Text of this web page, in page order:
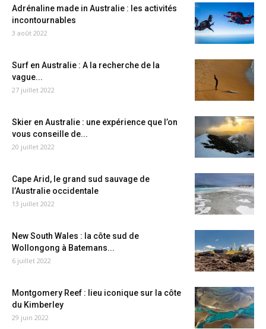
Adrénaline made in Australie : les activités
incontournables
3 août 2022
Surf en Australie : A la recherche de la
vague...
27 juillet 2022
Skier en Australie : une expérience que l’on
vous conseille de...
20 juillet 2022
Cape Arid, le grand sud sauvage de
l’Australie occidentale
13 juillet 2022
New South Wales : la côte sud de
Wollongong à Batemans...
6 juillet 2022
Montgomery Reef : lieu iconique sur la côte
du Kimberley
29 juin 2022